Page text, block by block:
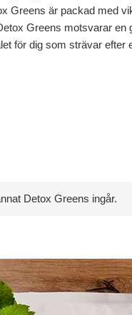
är packad med
Greens motsvarar
för dig som strävar efter
Detox Greens ingår.